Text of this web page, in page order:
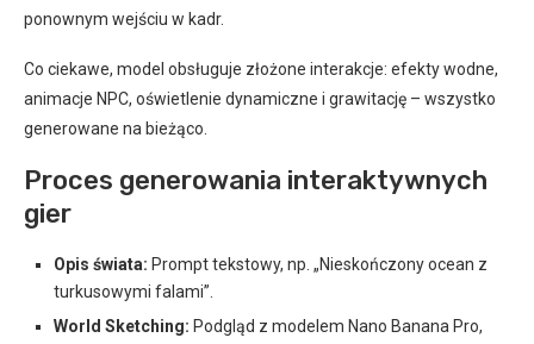
ponownym wejściu w kadr.
Co ciekawe, model obsługuje złożone interakcje: efekty wodne,
animacje NPC, oświetlenie dynamiczne i grawitację – wszystko
generowane na bieżąco.
Proces generowania interaktywnych
gier
Opis świata: Prompt tekstowy, np. „Nieskończony ocean z
turkusowymi falami”.
World Sketching: Podgląd z modelem Nano Banana Pro,